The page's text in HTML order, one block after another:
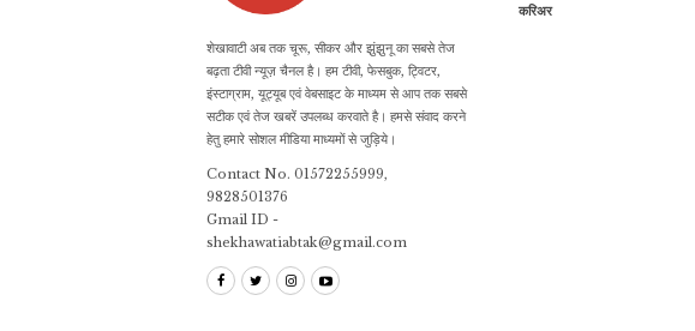
शेखावाटी अब तक चूरू, सीकर और झुंझुनू का सबसे तेज
बढ़ता टीवी न्यूज़ चैनल है। हम टीवी, फेसबुक, ट्विटर,
इंस्टाग्राम, यूट्यूब एवं वेबसाइट के माध्यम से आप तक सबसे
सटीक एवं तेज खबरें उपलब्ध करवाते है। हमसे संवाद करने
हेतु हमारे सोशल मीडिया माध्यमों से जुड़िये।
Contact No. 01572255999,
9828501376
Gmail ID -
shekhawatiabtak@gmail.com
करिअर